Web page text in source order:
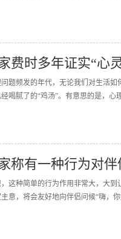
费时多年证实“心
题频发的年代，无论我们对生活
喝腻了的“鸡汤”。有意思的是，
称有一种行为对
这种简单的行为作用非常大，大
意，将会友好地向伴侣问候“嗨，